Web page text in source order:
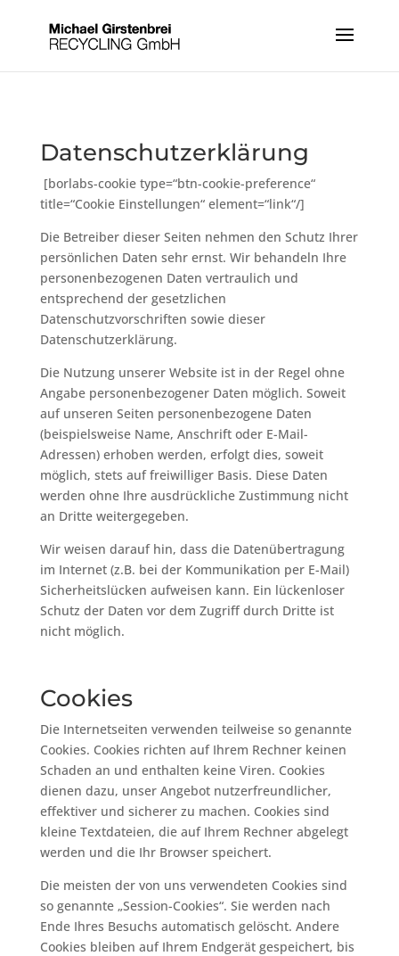
Datenschutzerklärung
[borlabs-cookie type=“btn-cookie-preference“
title=“Cookie Einstellungen“ element=“link“/]
Die Betreiber dieser Seiten nehmen den Schutz Ihrer
persönlichen Daten sehr ernst. Wir behandeln Ihre
personenbezogenen Daten vertraulich und
entsprechend der gesetzlichen
Datenschutzvorschriften sowie dieser
Datenschutzerklärung.
Die Nutzung unserer Website ist in der Regel ohne
Angabe personenbezogener Daten möglich. Soweit
auf unseren Seiten personenbezogene Daten
(beispielsweise Name, Anschrift oder E-Mail-
Adressen) erhoben werden, erfolgt dies, soweit
möglich, stets auf freiwilliger Basis. Diese Daten
werden ohne Ihre ausdrückliche Zustimmung nicht
an Dritte weitergegeben.
Wir weisen darauf hin, dass die Datenübertragung
im Internet (z.B. bei der Kommunikation per E-Mail)
Sicherheitslücken aufweisen kann. Ein lückenloser
Schutz der Daten vor dem Zugriff durch Dritte ist
nicht möglich.
Cookies
Die Internetseiten verwenden teilweise so genannte
Cookies. Cookies richten auf Ihrem Rechner keinen
Schaden an und enthalten keine Viren. Cookies
dienen dazu, unser Angebot nutzerfreundlicher,
effektiver und sicherer zu machen. Cookies sind
kleine Textdateien, die auf Ihrem Rechner abgelegt
werden und die Ihr Browser speichert.
Die meisten der von uns verwendeten Cookies sind
so genannte „Session-Cookies“. Sie werden nach
Ende Ihres Besuchs automatisch gelöscht. Andere
Cookies bleiben auf Ihrem Endgerät gespeichert, bis